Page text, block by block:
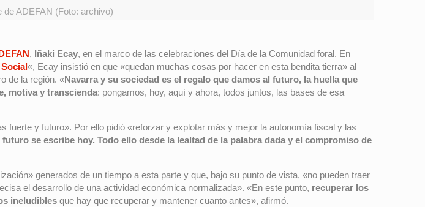
de ADEFAN (Foto: archivo)
, Iñaki Ecay, en el marco de las celebraciones del Día de la Comunidad foral. En
«, Ecay insistió en que «quedan muchas cosas por hacer en esta bendita tierra» al
de la región. «Navarra y su sociedad es el regalo que damos al futuro, la huella que
motiva y transcienda: pongamos, hoy, aquí y ahora, todos juntos, las bases de esa
y futuro». Por ello pidió «reforzar y explotar más y mejor la autonomía fiscal y las
se escribe hoy. Todo ello desde la lealtad de la palabra dada y el compromiso de
generados de un tiempo a esta parte y que, bajo su punto de vista, «no pueden traer
el desarrollo de una actividad económica normalizada». «En este punto, recuperar los
ineludibles que hay que recuperar y mantener cuanto antes», afirmó.